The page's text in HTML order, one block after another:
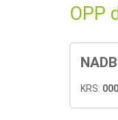
OPP
KRS: